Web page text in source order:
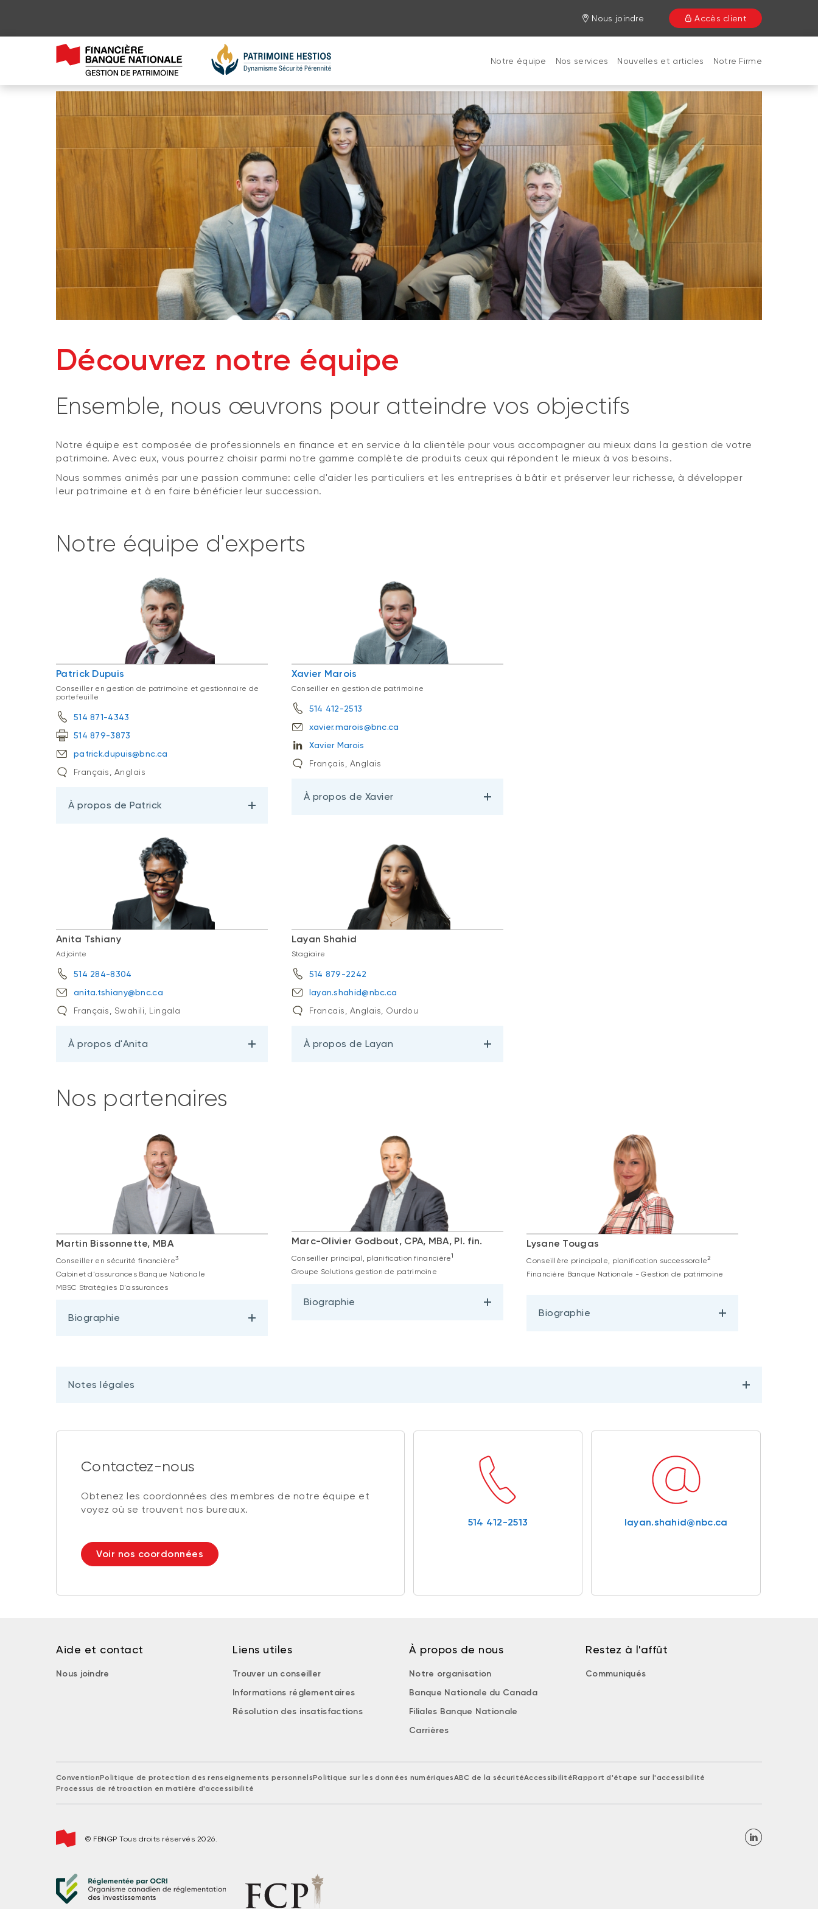
Nous joindre Accès client
Notre équipe Nos services Nouvelles et articles Notre Firme
Découvrez notre équipe
Ensemble, nous œuvrons pour atteindre vos objectifs
Notre équipe est composée de professionnels en finance et en service à la clientèle pour vous accompagner au mieux dans la gestion de votre
patrimoine. Avec eux, vous pourrez choisir parmi notre gamme complète de produits ceux qui répondent le mieux à vos besoins.
Nous sommes animés par une passion commune: celle d'aider les particuliers et les entreprises à bâtir et préserver leur richesse, à développer
leur patrimoine et à en faire bénéficier leur succession.
Notre équipe d'experts
Patrick Dupuis
Conseiller en gestion de patrimoine et gestionnaire de
portefeuille
514 871-4343
514 879-3873
patrick.dupuis@bnc.ca
Français, Anglais
À propos de Patrick
Xavier Marois
Conseiller en gestion de patrimoine
514 412-2513
xavier.marois@bnc.ca
Xavier Marois
Français, Anglais
À propos de Xavier
Anita Tshiany
Adjointe
514 284-8304
anita.tshiany@bnc.ca
Français, Swahili, Lingala
À propos d'Anita
Layan Shahid
Stagiaire
514 879-2242
layan.shahid@nbc.ca
Francais, Anglais, Ourdou
À propos de Layan
Nos partenaires
Martin Bissonnette, MBA
Conseiller en sécurité financière3
Cabinet d'assurances Banque Nationale
MBSC Stratégies D'assurances
Biographie
Marc-Olivier Godbout, CPA, MBA, Pl. fin.
Conseiller principal, planification financière1
Groupe Solutions gestion de patrimoine
Biographie
Lysane Tougas
Conseillère principale, planification successorale2
Financière Banque Nationale - Gestion de patrimoine
Biographie
Notes légales
Contactez-nous
Obtenez les coordonnées des membres de notre équipe et
voyez où se trouvent nos bureaux.
Voir nos coordonnées
514 412-2513 layan.shahid@nbc.ca
Aide et contact
Nous joindre
Liens utiles
Trouver un conseiller
Informations réglementaires
Résolution des insatisfactions
À propos de nous
Notre organisation
Banque Nationale du Canada
Filiales Banque Nationale
Carrières
Restez à l'affût
Communiqués
ConventionPolitique de protection des renseignements personnelsPolitique sur les données numériquesABC de la sécuritéAccessibilitéRapport d'étape sur l'accessibilité
Processus de rétroaction en matière d'accessibilité
© FBNGP Tous droits réservés 2026.